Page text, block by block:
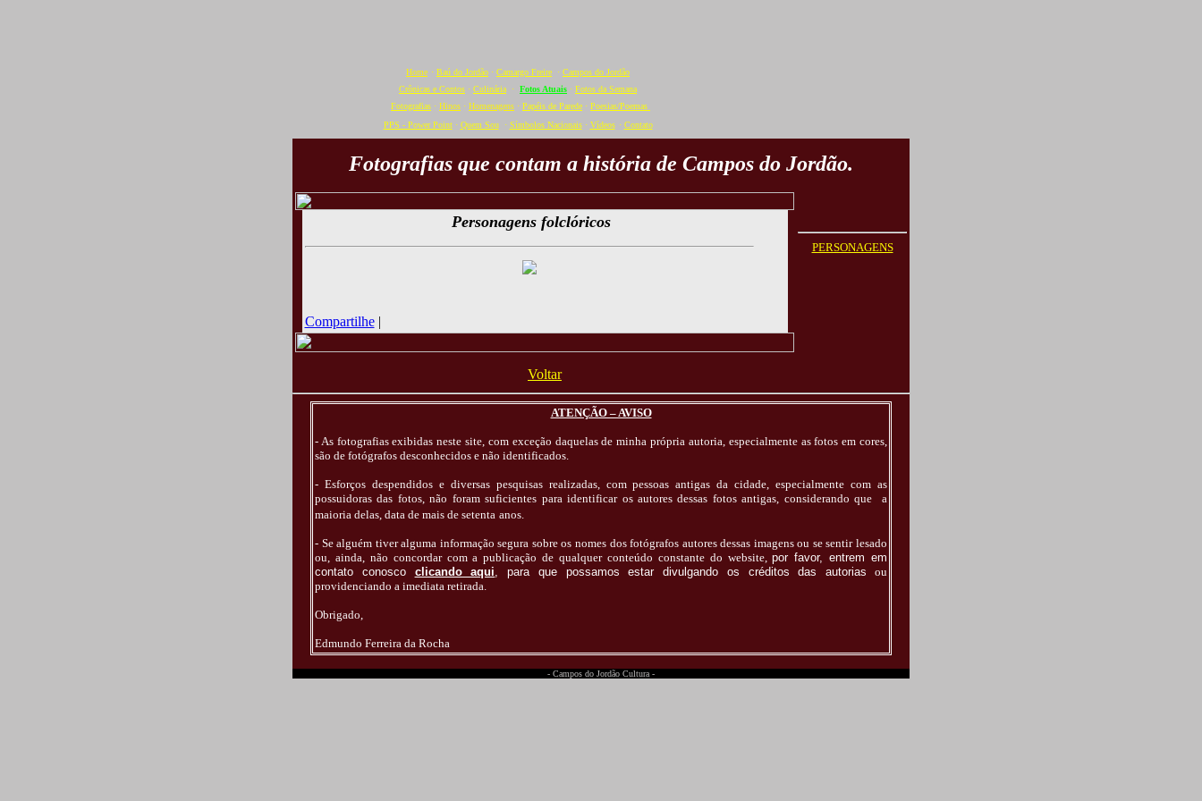
Home · Baú do Jordão · Camargo Freire · Campos do Jordão
Crônicas e Contos · Culinária · Fotos Atuais · Fotos da Semana
Fotografias · Hinos · Homenagens · Papéis de Parede · Poesias/Poemas
PPS - Power Point· Quem Sou· Símbolos Nacionais· Vídeos · Contato
Fotografias que contam a história de Campos do Jordão.
Personagens folclóricos
Compartilhe |
Voltar
PERSONAGENS
ATENÇÃO – AVISO
- As fotografias exibidas neste site, com exceção daquelas de minha própria autoria, especialmente as fotos em cores,
são de fotógrafos desconhecidos e não identificados.
- Esforços despendidos e diversas pesquisas realizadas, com pessoas antigas da cidade, especialmente com as
possuidoras das fotos, não foram suficientes para identificar os autores dessas fotos antigas, considerando que a
maioria delas, data de mais de setenta anos.
- Se alguém tiver alguma informação segura sobre os nomes dos fotógrafos autores dessas imagensou se sentir lesado
ou, ainda, não concordar com a publicação de qualquer conteúdo constante do website,por favor, entrem em
contato conosco clicando aqui, para que possamos estar divulgando os créditos das autorias ou
providenciando a imediata retirada.
Obrigado,
Edmundo Ferreira da Rocha
- Campos do Jordão Cultura -